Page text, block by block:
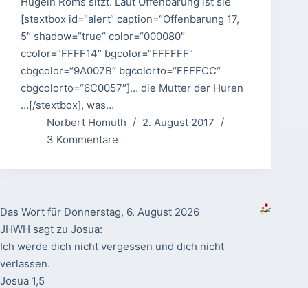
[stextbox id=“alert“ caption=“Offenbarung 17,
5″ shadow=“true“ color=“000080″
ccolor=“FFFF14″ bgcolor=“FFFFFF“
cbgcolor=“9A007B“ bgcolorto=“FFFFCC“
cbgcolorto=“6C0057″]… die Mutter der Huren
…[/stextbox], was…
Norbert Homuth
2. August 2017
3 Kommentare
Das Wort für Donnerstag, 6. August 2026
JHWH sagt zu Josua:
Ich werde dich nicht vergessen und dich nicht
verlassen.
Josua 1,5